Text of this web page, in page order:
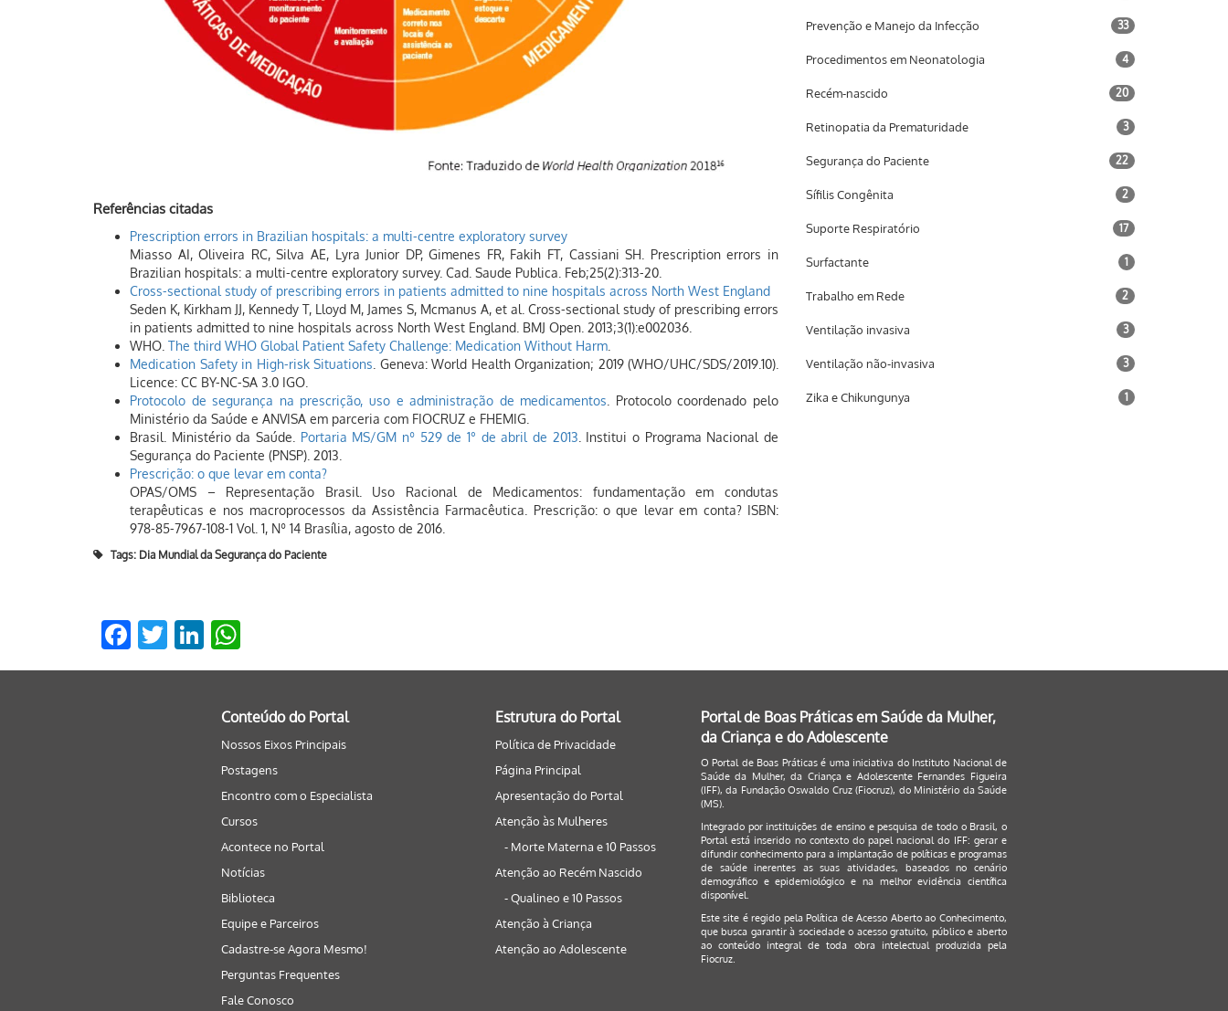
Referências citadas
Prescription errors in Brazilian hospitals: a multi-centre exploratory survey
Miasso AI, Oliveira RC, Silva AE, Lyra Junior DP, Gimenes FR, Fakih FT, Cassiani SH. Prescription errors in
Brazilian hospitals: a multi-centre exploratory survey. Cad. Saude Publica. Feb;25(2):313-20.
Cross-sectional study of prescribing errors in patients admitted to nine hospitals across North West England
Seden K, Kirkham JJ, Kennedy T, Lloyd M, James S, Mcmanus A, et al. Cross-sectional study of prescribing errors
in patients admitted to nine hospitals across North West England. BMJ Open. 2013;3(1):e002036.
WHO. The third WHO Global Patient Safety Challenge: Medication Without Harm
Medication Safety in High-risk Situations . Geneva: World Health Organization; 2019 (WHO/UHC/SDS/2019.10).
Licence: CC BY-NC-SA 3.0 IGO.
Protocolo de segurança na prescrição, uso e administração de medicamentos . Protocolo coordenado pelo
Ministério da Saúde e ANVISA em parceria com FIOCRUZ e FHEMIG.
Brasil. Ministério da Saúde. Portaria MS/GM nº 529 de 1° de abril de 2013 . Institui o Programa Nacional de
Segurança do Paciente (PNSP). 2013.
Prescrição: o que levar em conta?
OPAS/OMS – Representação Brasil. Uso Racional de Medicamentos: fundamentação em condutas
terapêuticas e nos macroprocessos da Assistência Farmacêutica. Prescrição: o que levar em conta? ISBN:
978-85-7967-108-1 Vol. 1, Nº 14 Brasília, agosto de 2016.
Tags: Dia Mundial da Segurança do Paciente
Facebook
TwitterLinkedIn
Prevenção e Manejo da Infecção 33
Procedimentos em Neonatologia 4
Recém-nascido 20
Retinopatia da Prematuridade 3
Segurança do Paciente 22
Sífilis Congênita 2
Suporte Respiratório 17
Surfactante 1
Trabalho em Rede 2
Ventilação invasiva 3
Ventilação não-invasiva 3
Zika e Chikungunya 1
Conteúdo do Portal
Nossos Eixos Principais
Postagens
Encontro com o Especialista
Cursos
Acontece no Portal
Notícias
Biblioteca
Equipe e Parceiros
Cadastre-se Agora Mesmo!
Perguntas Frequentes
Fale Conosco
Estrutura do Portal
Política de Privacidade
Página Principal
Apresentação do Portal
Atenção às Mulheres
- Morte Materna e 10 Passos
Atenção ao Recém Nascido
- Qualineo e 10 Passos
Atenção à Criança
Atenção ao Adolescente
Portal de Boas Práticas em Saúde da Mulher,
da Criança e do Adolescente
O Portal de Boas Práticas é uma iniciativa do Instituto Nacional de
Saúde da Mulher, da Criança e Adolescente Fernandes Figueira
(IFF), da Fundação Oswaldo Cruz (Fiocruz), do Ministério da Saúde
(MS).
Integrado por instituições de ensino e pesquisa de todo o Brasil, o
Portal está inserido no contexto do papel nacional do IFF: gerar e
difundir conhecimento para a implantação de políticas e programas
de saúde inerentes as suas atividades, baseados no cenário
demográfico e epidemiológico e na melhor evidência científica
disponível.
Este site é regido pelaPolítica de Acesso Aberto ao Conhecimento,
que busca garantir à sociedade o acesso gratuito, público e aberto
ao conteúdo integral de toda obra intelectual produzida pela
Fiocruz.